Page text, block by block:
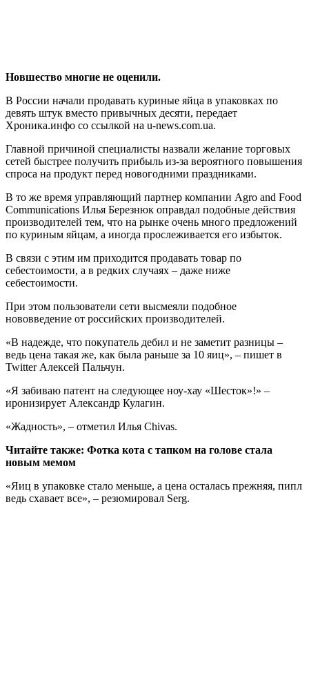
Новшество многие не оценили.
В России начали продавать куриные яйца в упаковках по
девять штук вместо привычных десяти, передает
Хроника.инфо со ссылкой на u-news.com.ua.
Главной причиной специалисты назвали желание торговых
сетей быстрее получить прибыль из-за вероятного повышения
спроса на продукт перед новогодними праздниками.
В то же время управляющий партнер компании Agro and Food
Communications Илья Березнюк оправдал подобные действия
производителей тем, что на рынке очень много предложений
по куриным яйцам, а иногда прослеживается его избыток.
В связи с этим им приходится продавать товар по
себестоимости, а в редких случаях – даже ниже
себестоимости.
При этом пользователи сети высмеяли подобное
нововведение от российских производителей.
«В надежде, что покупатель дебил и не заметит разницы –
ведь цена такая же, как была раньше за 10 яиц», – пишет в
Twitter Алексей Пальчун.
«Я забиваю патент на следующее ноу-хау «Шесток»!» –
иронизирует Александр Кулагин.
«‏Жадность», – отметил Илья Chivas.
Читайте также: Фотка кота с тапком на голове стала
новым мемом
«Яиц в упаковке стало меньше, а цена осталась прежняя, пипл
ведь схавает все», – резюмировал Serg.